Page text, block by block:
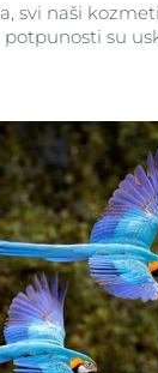
svi naši
su